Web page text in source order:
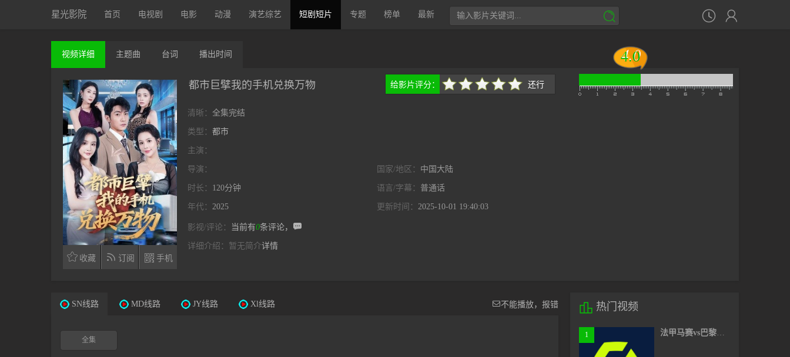
星光影院 首页 电视剧 电影 动漫 演艺综艺 短剧短片 专题 榜单 最新  

视频详细 主题曲 台词 播出 时间
 收藏  订阅  手机
给影片评分：
很差较差 还行 推荐力荐 还行
都市巨擘我的手机兑换万物
清晰：全集完结
类型：都市
主演：
导演： 国家/地区： 中国大陆
时长： 120分钟 语言/字幕： 普通话
年代：2025 更新时间： 2025-10-01 19:40:03
影视/评论： 当前有0条评论， 
详细介绍： 暂无简介详情
4.0
4.0
SN线路 MD线路 JY线路 Xl线路 不能播放，报错
全集
 热门视频
1